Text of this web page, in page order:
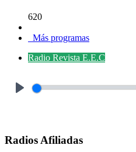
620
Más programas
Radio Revista E.E.C
Radios Afiliadas